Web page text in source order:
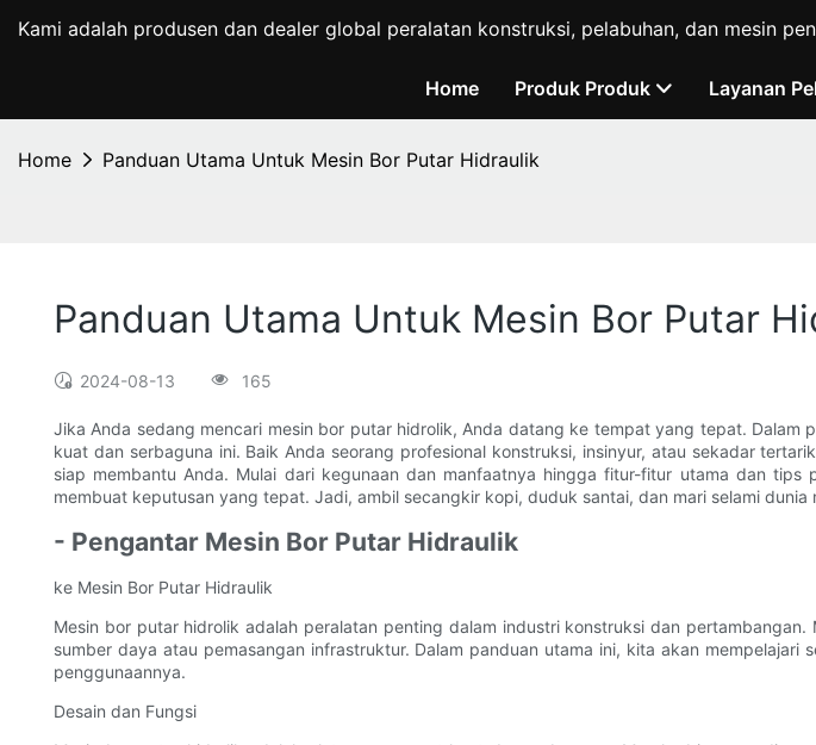
Kami adalah produsen dan dealer global peralatan konstruksi, pelabuhan, dan mesin
Home Produk Produk Layanan
Home Panduan Utama Untuk Mesin Bor Putar Hidraulik
Panduan Utama Untuk Mesin Bor Putar
2024-08-13 165
Jika Anda sedang mencari mesin bor putar hidrolik, Anda datang ke tempat yang tepat.
kuat dan serbaguna ini. Baik Anda seorang profesional konstruksi, insinyur, atau sekadar
siap membantu Anda. Mulai dari kegunaan dan manfaatnya hingga fitur-fitur utama dan
membuat keputusan yang tepat. Jadi, ambil secangkir kopi, duduk santai, dan mari selami dunia
- Pengantar Mesin Bor Putar Hidraulik
ke Mesin Bor Putar Hidraulik
Mesin bor putar hidrolik adalah peralatan penting dalam industri konstruksi dan
sumber daya atau pemasangan infrastruktur. Dalam panduan utama ini, kita akan
penggunaannya.
Desain dan Fungsi